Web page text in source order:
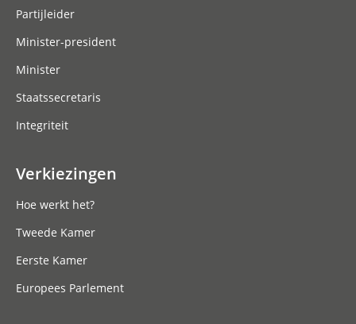
Partijleider
Minister-president
Minister
Staatssecretaris
Integriteit
Verkiezingen
Hoe werkt het?
Tweede Kamer
Eerste Kamer
Europees Parlement